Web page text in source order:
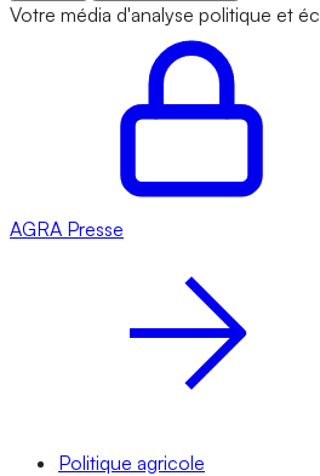
Votre média d'analyse politique et
AGRA Presse
Politique agricole